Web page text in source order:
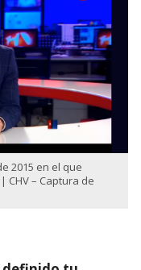
2015 en el que
CHV – Captura de
definido tu
si ya